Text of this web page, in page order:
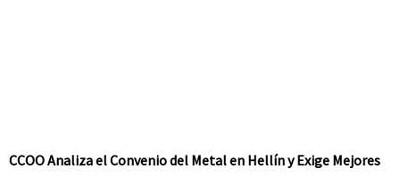
CCOO Analiza el Convenio del Metal en Hellín y Exige Mejores